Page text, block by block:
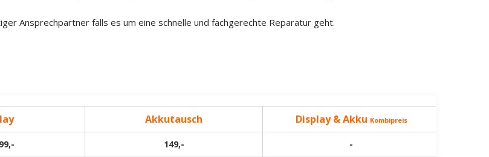
Ansprechpartner falls es um eine schnelle und fachgerechte Reparatur geht.
Akkutausch Display & Akku Kombipreis
149,- -